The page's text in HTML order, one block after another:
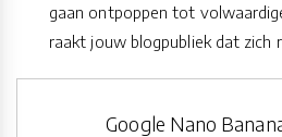
gaan ontpoppen tot
raakt jouw blogpubliek dat zich
Google Nano